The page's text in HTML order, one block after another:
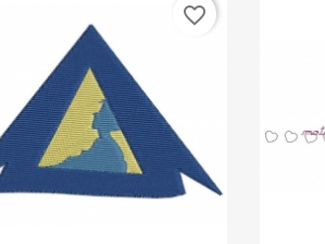
favorite_border